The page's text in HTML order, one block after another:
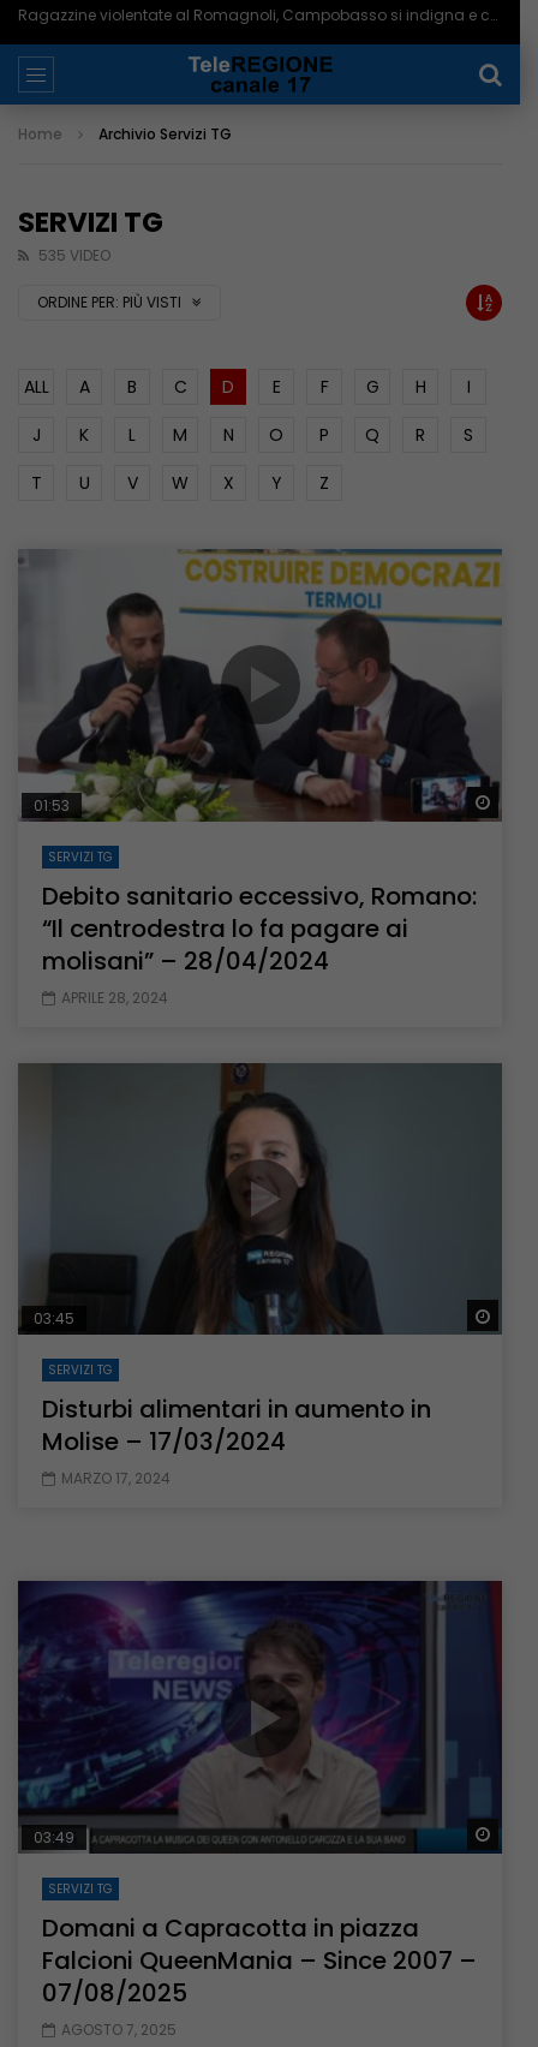
Ragazzine violentate al Romagnoli, Campobasso si indigna e chiede più controlli – 06/08/2026
Home Archivio Servizi TG
SERVIZI TG
535 VIDEO
ORDINE PER: PIÙ VISTI
ALL A B C D E F G H
I
J
K L M N O P Q R
S
T
U V W X Y Z
01:53
SERVIZI TG
Debito sanitario eccessivo, Romano:
“Il centrodestra lo fa pagare ai
molisani” – 28/04/2024
APRILE 28, 2024
03:45
SERVIZI TG
Disturbi alimentari in aumento in
Molise – 17/03/2024
MARZO 17, 2024
03:49
SERVIZI TG
Domani a Capracotta in piazza
Falcioni QueenMania – Since 2007 –
07/08/2025
AGOSTO 7, 2025